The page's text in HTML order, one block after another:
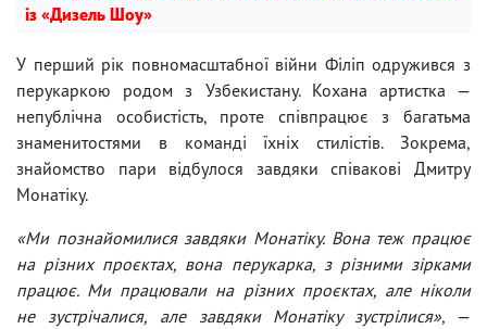
із «Дизель Шоу»
У перший рік повномасштабної війни Філіп одружився з
перукаркою родом з Узбекистану. Кохана артистка —
непублічна особистість, проте співпрацює з багатьма
знаменитостями в команді їхніх стилістів. Зокрема,
знайомство пари відбулося завдяки співакові Дмитру
Монатіку.
«Ми познайомилися завдяки Монатіку. Вона теж працює
на різних проєктах, вона перукарка, з різними зірками
працює. Ми працювали на різних проєктах, але ніколи
не зустрічалися, але завдяки Монатіку зустрілися», —